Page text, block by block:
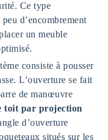
Ce type
d’encombrement
un meuble
consiste à pousser
L’ouverture se fait
de manœuvre
toit par projection
d’ouverture
situés sur les